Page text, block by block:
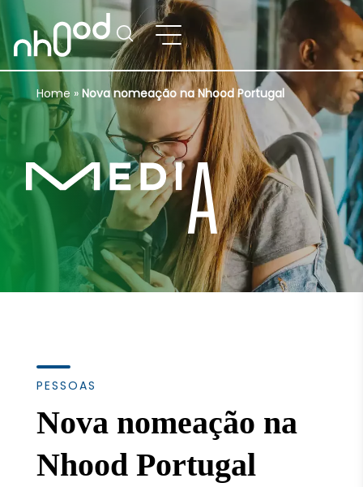
Home » Nova nomeação na Nhood Portugal
PESSOAS
Nova nomeação na
Nhood Portugal